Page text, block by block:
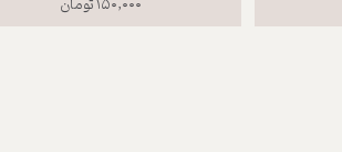
۱۵۰,۰۰۰ تومان